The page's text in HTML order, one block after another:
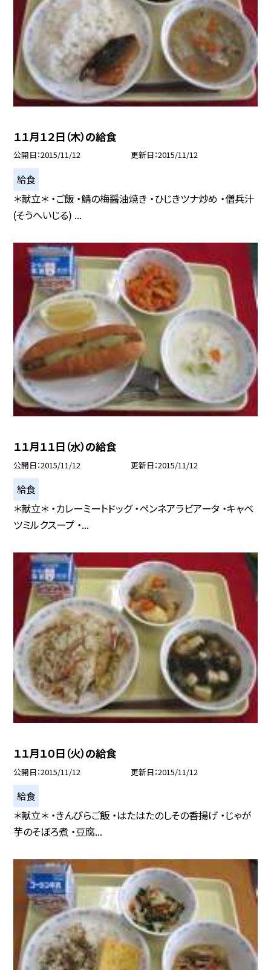
１１月１２日（木）の給食
公開日 2015/11/12 更新日 2015/11/12
給食
＊献立＊ ・ご飯 ・鯖の梅醤油焼き ・ひじきツナ炒め ・僧兵汁
(そうへいじる) ...
１１月１１日（水）の給食
公開日 2015/11/12 更新日 2015/11/12
給食
＊献立＊ ・カレーミートドッグ ・ペンネアラビアータ ・キャベ
ツミルクスープ ・...
１１月１０日（火）の給食
公開日 2015/11/12 更新日 2015/11/12
給食
＊献立＊ ・きんぴらご飯 ・はたはたのしその香揚げ ・じゃが
芋のそぼろ煮 ・豆腐...